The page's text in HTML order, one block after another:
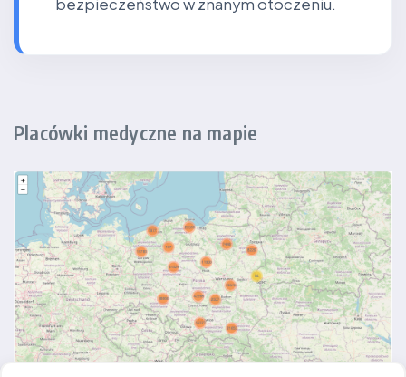
bezpieczeństwo w znanym otoczeniu.
Placówki medyczne na mapie